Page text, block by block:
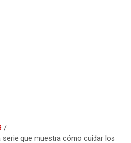
serie que muestra cómo cuidar los